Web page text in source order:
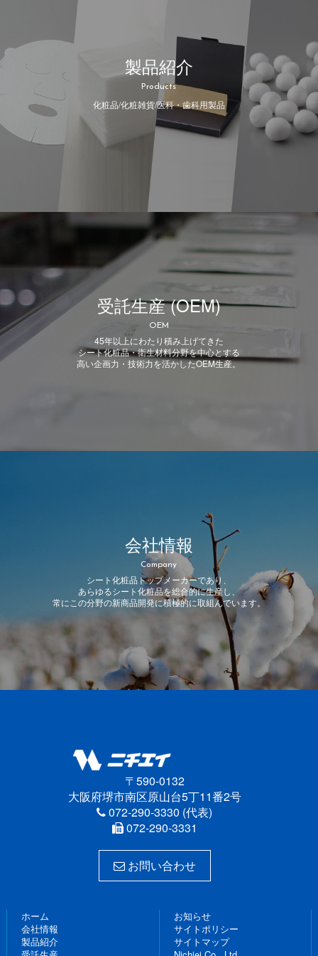
製品紹介
Products
化粧品/化粧雑貨/医科・歯科用製品
受託生産 (OEM)
OEM
45年以上にわたり積み上げてきた
シート化粧品・衛生材料分野を中心とする
高い企画力・技術力を活かしたOEM生産。
会社情報
Company
シート化粧品トップメーカーであり、
あらゆるシート化粧品を総合的に生産し、
常にこの分野の新商品開発に積極的に取組んでいます。
〒590-0132
大阪府堺市南区原山台5丁11番2号
072-290-3330 (代表)
072-290-3331
お問い合わせ
ホーム
会社情報
製品紹介
お知らせ
サイトポリシー
サイトマップ